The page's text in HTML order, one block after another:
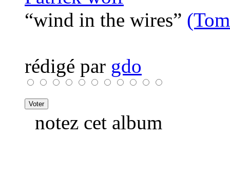
“wind in the wires”
rédigé par gdo
notez cet album